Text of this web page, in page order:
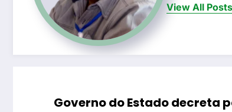
View All Posts
Governo do Estado decreta